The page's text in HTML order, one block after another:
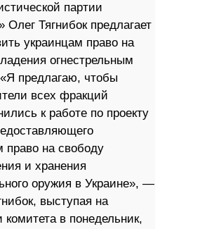
партии
Олег Тягнибок предлагает
украинцам право на
огнестрельным
предлагаю, чтобы
всех фракций
к работе по проекту
право на свободу
и хранения
оружия в Украине», —
выступая на
комитета в понедельник,